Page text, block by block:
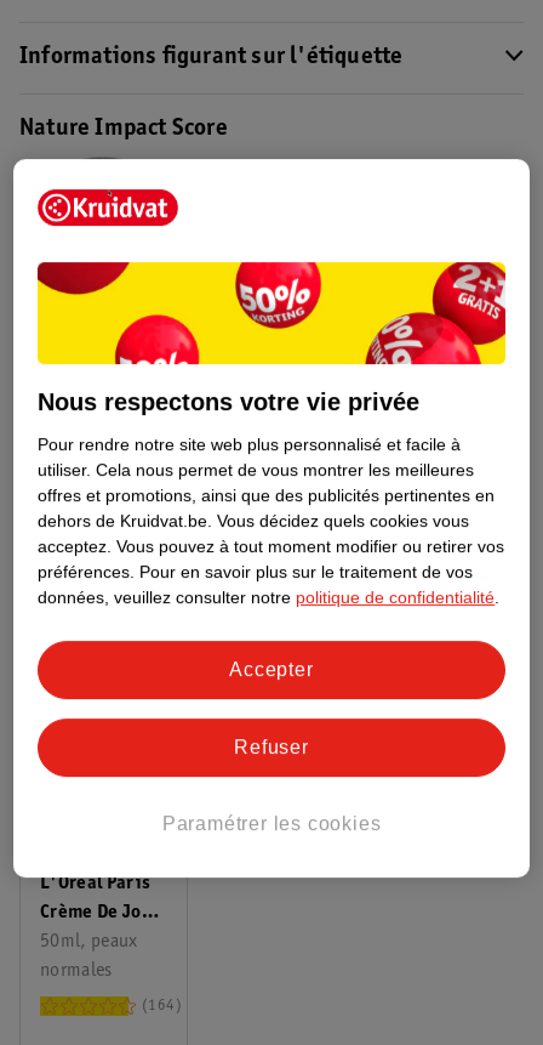
Informations figurant sur l'étiquette
Nature Impact Score
Informations sur la commande et la livraison
Voir aussi
Plus deL'Oreal Paris
Toute la catégorie Cremes de nuit
Comment les avis sont-ils contrôlés ?
D’AUTRES ONT AUSSI ACHETÉ
L'Oréal Paris
Crème De Jour
Revitalift 30+
50ml, peaux
normales
164
Nous respectons votre vie privée
Pour rendre notre site web plus personnalisé et facile à
utiliser. Cela nous permet de vous montrer les meilleures
offres et promotions, ainsi que des publicités pertinentes en
dehors de Kruidvat.be. Vous décidez quels cookies vous
acceptez. Vous pouvez à tout moment modifier ou retirer vos
préférences. Pour en savoir plus sur le traitement de vos
données, veuillez consulter notre politique de confidentialité
Paramétrer les cookies
Refuser
Accepter